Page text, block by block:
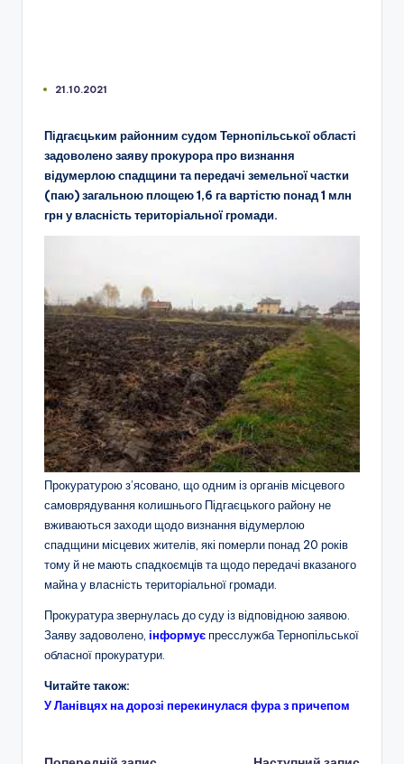
21.10.2021
Підгаєцьким районним судом Тернопільської області
задоволено заяву прокурора про визнання
відумерлою спадщини та передачі земельної частки
(паю) загальною площею 1,6 га вартістю понад 1 млн
грн у власність територіальної громади.
Прокуратурою з’ясовано, що одним із органів місцевого
самоврядування колишнього Підгаєцького району не
вживаються заходи щодо визнання відумерлою
спадщини місцевих жителів, які померли понад 20 років
тому й не мають спадкоємців та щодо передачі вказаного
майна у власність територіальної громади.
Прокуратура звернулась до суду із відповідною заявою.
Заяву задоволено, інформуєпресслужба Тернопільської
обласної прокуратури.
Читайте також:
У Ланівцях на дорозі перекинулася фура з причепом